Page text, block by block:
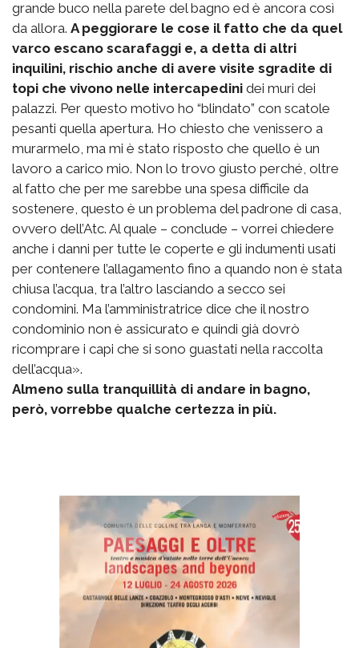
grande buco nella parete del bagno ed è ancora così
da allora. A peggiorare le cose il fatto che da quel
varco escano scarafaggi e, a detta di altri
inquilini, rischio anche di avere visite sgradite di
topi che vivono nelle intercapedini dei muri dei
palazzi. Per questo motivo ho “blindato” con scatole
pesanti quella apertura. Ho chiesto che venissero a
murarmelo, ma mi è stato risposto che quello è un
lavoro a carico mio. Non lo trovo giusto perché, oltre
al fatto che per me sarebbe una spesa difficile da
sostenere, questo è un problema del padrone di casa,
ovvero dell’Atc. Al quale – conclude – vorrei chiedere
anche i danni per tutte le coperte e gli indumenti usati
per contenere l’allagamento fino a quando non è stata
chiusa l’acqua, tra l’altro lasciando a secco sei
condomini. Ma l’amministratrice dice che il nostro
condominio non è assicurato e quindi già dovrò
ricomprare i capi che si sono guastati nella raccolta
dell’acqua».
Almeno sulla tranquillità di andare in bagno,
però, vorrebbe qualche certezza in più.